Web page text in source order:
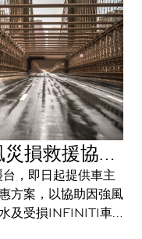
損救援協助
，即日起提供車主
方案，以協助因強風
及受損INFINITI車
線請求救援，